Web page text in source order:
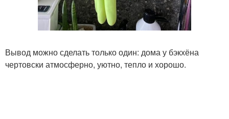
Вывод можно сделать только один: дома у бэкхёна
чертовски атмосферно, уютно, тепло и хорошо.